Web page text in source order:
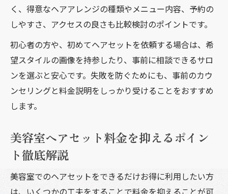
く、得意なヘアアレンジの種類やメニュー内容、予約の
しやすさ、アクセスの良さも比較検討のポイントです。
初心者の方や、初めてヘアセットを依頼する場合は、希
望スタイルの画像を持参したり、事前に相談できるサロ
ンを選ぶと安心です。失敗を防ぐためにも、事前のカウ
ンセリングと料金説明をしっかり受けることをおすすめ
します。
美容室ヘアセット料金を抑えるポイン
ト徹底解説
美容室でのヘアセットをできるだけお得に利用したい方
は、いくつかの工夫をすることで料金を抑えることが可